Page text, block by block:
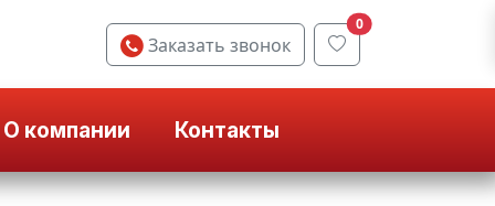
Заказать звонок
0
О компании Контакты